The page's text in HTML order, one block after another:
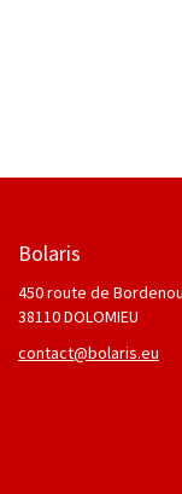
Bolaris
450 route de
38110 DOLOMIEU
contact@bolaris.eu